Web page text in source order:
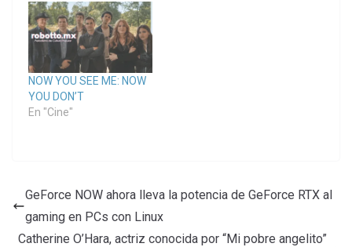
NOW YOU SEE ME: NOW
YOU DON’T
En "Cine"
GeForce NOW ahora lleva la potencia de GeForce RTX al
gaming en PCs con Linux
Catherine O’Hara, actriz conocida por “Mi pobre angelito”